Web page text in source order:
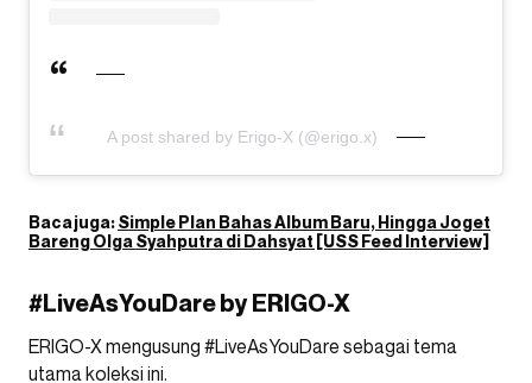
A post shared by Erigo-X (@erigo.x)
Baca juga:Simple Plan Bahas Album Baru, Hingga Joget
Bareng Olga Syahputra di Dahsyat [USS Feed Interview]
#LiveAsYouDare by ERIGO-X
ERIGO-X mengusung #LiveAsYouDare sebagai tema
utama koleksi ini.